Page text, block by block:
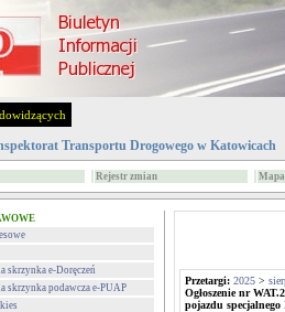
Transportu Drogowego w Katowicach
Rejestr zmian
skrzynka e-Doręczeń
skrzynka podawcza e-PUAP
Przetargi: 2025 >
Ogłoszenie nr
pojazdu